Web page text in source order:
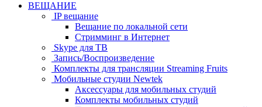
ВЕЩАНИЕ
IP вещание
Вещание по локальной сети
Стримминг в Интернет
Skype для ТВ
Запись/Воспроизведение
Комплекты для трансляции Streaming Fruits
Мобильные студии Newtek
Аксессуары для мобильных студий
Комплекты мобильных студий